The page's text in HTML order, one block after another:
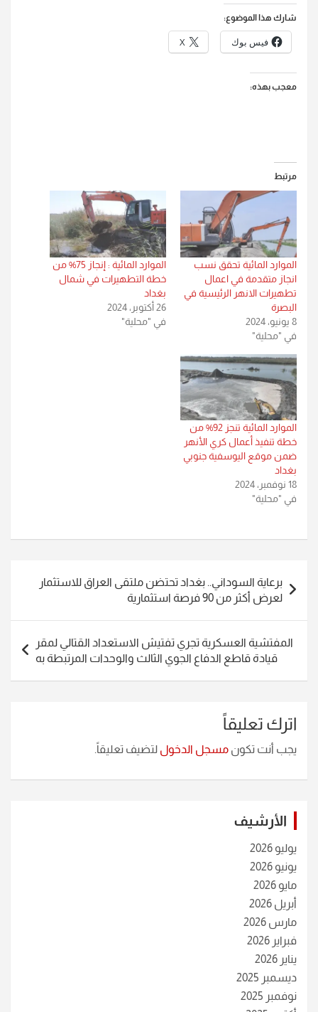
شارك هذا الموضوع:
فيس بوك X
معجب بهذه:
مرتبط
الموارد المائية تحقق نسب
انجاز متقدمة في اعمال
تطهيرات الانهر الرئيسية في
البصرة
8 يونيو، 2024
في "محلية"
الموارد المائية : إنجاز 75% من
خطة التطهيرات في شمال
بغداد
26 أكتوبر، 2024
في "محلية"
الموارد المائية تنجز 92% من
خطة تنفيذ أعمال كري الأنهر
ضمن موقع اليوسفية جنوبي
بغداد
18 نوفمبر، 2024
في "محلية"
المقالات
برعاية السوداني.. بغداد تحتضن ملتقى العراق للاستثمار
لعرض أكثر من 90 فرصة استثمارية
المفتشية العسكرية تجري تفتيش الاستعداد القتالي لمقر
قيادة قاطع الدفاع الجوي الثالث والوحدات المرتبطة به
اترك تعليقاً
يجب أنت تكون مسجل الدخول لتضيف تعليقاً.
الأرشيف
يوليو 2026
يونيو 2026
مايو 2026
أبريل 2026
مارس 2026
فبراير 2026
يناير 2026
ديسمبر 2025
نوفمبر 2025